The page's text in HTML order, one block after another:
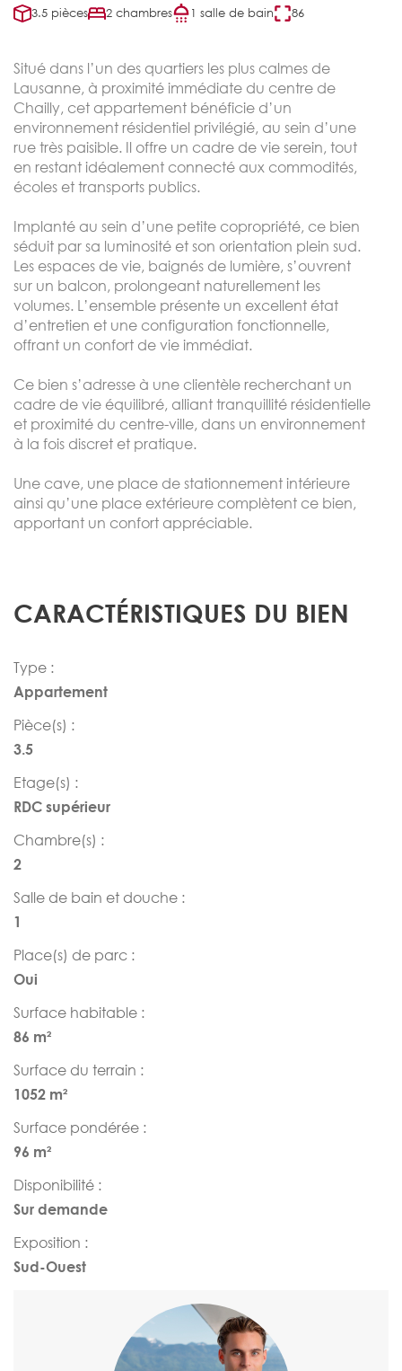
3.5 pièces 2 chambres 1 salle de bain 86
Situé dans l’un des quartiers les plus calmes de
Lausanne, à proximité immédiate du centre de
Chailly, cet appartement bénéficie d’un
environnement résidentiel privilégié, au sein d’une
rue très paisible. Il offre un cadre de vie serein, tout
en restant idéalement connecté aux commodités,
écoles et transports publics.
Implanté au sein d’une petite copropriété, ce bien
séduit par sa luminosité et son orientation plein sud.
Les espaces de vie, baignés de lumière, s’ouvrent
sur un balcon, prolongeant naturellement les
volumes. L’ensemble présente un excellent état
d’entretien et une configuration fonctionnelle,
offrant un confort de vie immédiat.
Ce bien s’adresse à une clientèle recherchant un
cadre de vie équilibré, alliant tranquillité résidentielle
et proximité du centre-ville, dans un environnement
à la fois discret et pratique.
Une cave, une place de stationnement intérieure
ainsi qu’une place extérieure complètent ce bien,
apportant un confort appréciable.
CARACTÉRISTIQUES DU BIEN
Type :
Appartement
Pièce(s) :
3.5
Etage(s) :
RDC supérieur
Chambre(s) :
2
Salle de bain et douche :
1
Place(s) de parc :
Oui
Surface habitable :
86 m²
Surface du terrain :
1052 m²
Surface pondérée :
96 m²
Disponibilité :
Sur demande
Exposition :
Sud-Ouest